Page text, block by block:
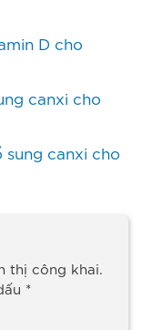
D cho
canxi cho
canxi cho
thị công khai.
*